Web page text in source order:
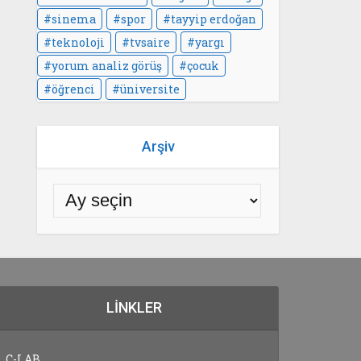
sinema
spor
tayyip erdoğan
teknoloji
tvsaire
yargı
yorum analiz görüş
çocuk
öğrenci
üniversite
Arşiv
LINKLER